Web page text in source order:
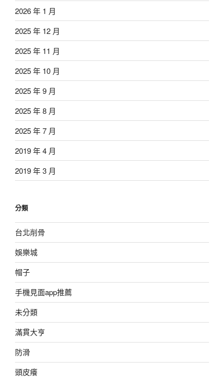
2026 年 1 月
2025 年 12 月
2025 年 11 月
2025 年 10 月
2025 年 9 月
2025 年 8 月
2025 年 7 月
2019 年 4 月
2019 年 3 月
分類
台北削骨
娛樂城
帽子
手機見面app推薦
未分類
滿貫大亨
防滑
頭皮癢